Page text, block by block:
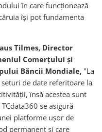
în care funcționează
își pot fundamenta
Tilmes, Director
Comerțului și
Băncii Mondiale, "La
de date referitoare la
însă acestea sunt
se asigură
platforme ușor de
permanent și care